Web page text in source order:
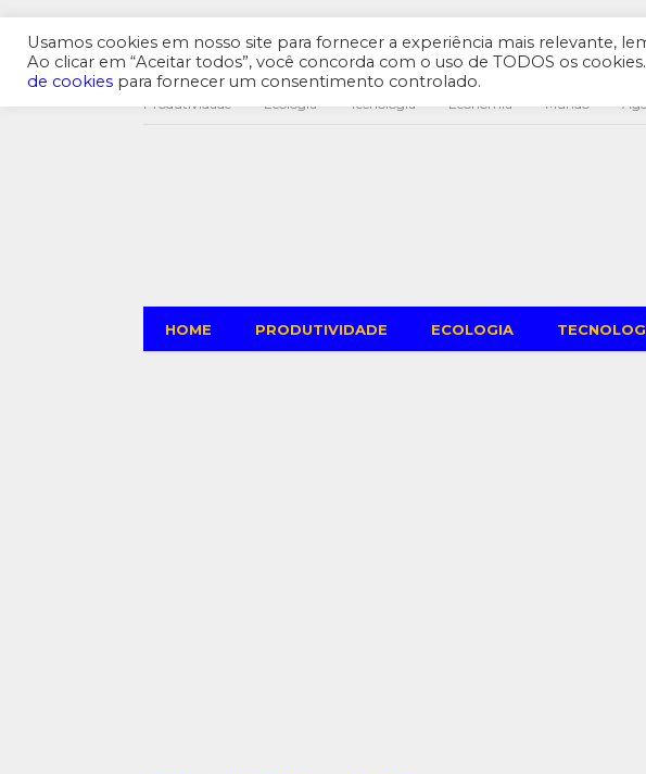
Produtividade Ecologia Tecnologia Economia Mundo
HOME PRODUTIVIDADE ECOLOGIA
Usamos cookies em nosso site para fornecer a experiência mais relevante,
Ao clicar em “Aceitar todos”, você concorda com o uso de TODOS os
de cookies para fornecer um consentimento controlado.